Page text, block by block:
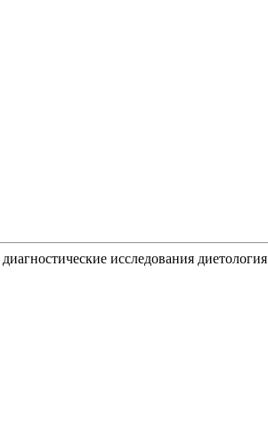
диагностические исследования диетология